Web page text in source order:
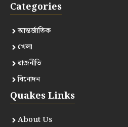
Categories
আন্তর্জাতিক
খেলা
রাজনীতি
বিনোদন
Quakes Links
About Us